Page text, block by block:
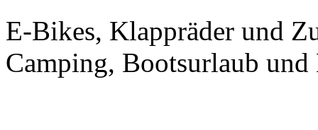
E-Bikes, Klappräder und
Camping, Bootsurlaub